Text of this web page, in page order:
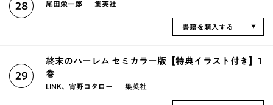
28 尾田栄一郎 集英社
書籍を購入する
29
終末のハーレム セミカラー版【特典イラスト付き】1
巻
LINK、宵野コタロー 集英社